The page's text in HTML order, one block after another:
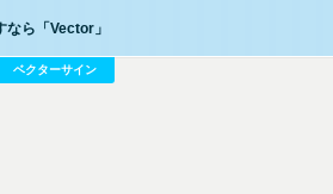
ら「Vector」
ベクターサイン